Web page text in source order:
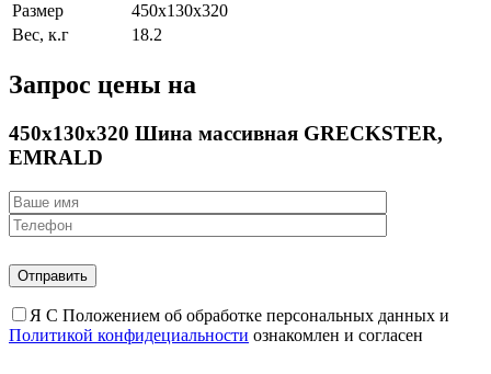
Размер
450х130х320
Вес, к.г
18.2
Запрос цены на
450х130х320 Шина массивная GRECKSTER,
EMRALD
Я С Положением об обработке персональных данных и
Политикой конфидециальности ознакомлен и согласен